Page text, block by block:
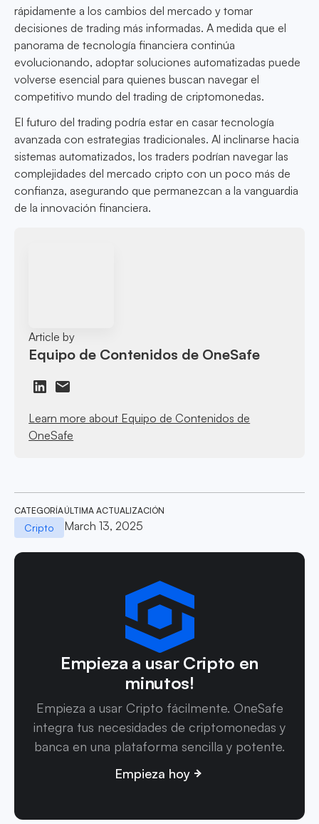
rápidamente a los cambios del mercado y tomar
decisiones de trading más informadas. A medida que el
panorama de tecnología financiera continúa
evolucionando, adoptar soluciones automatizadas puede
volverse esencial para quienes buscan navegar el
competitivo mundo del trading de criptomonedas.
El futuro del trading podría estar en casar tecnología
avanzada con estrategias tradicionales. Al inclinarse hacia
sistemas automatizados, los traders podrían navegar las
complejidades del mercado cripto con un poco más de
confianza, asegurando que permanezcan a la vanguardia
de la innovación financiera.
Article by
Equipo de Contenidos de OneSafe
Learn more about Equipo de Contenidos de
OneSafe
CATEGORÍA
Cripto
ÚLTIMA ACTUALIZACIÓN
March 13, 2025
Empieza a usar Cripto en
minutos!
Empieza a usar Cripto fácilmente. OneSafe
integra tus necesidades de criptomonedas y
banca en una plataforma sencilla y potente.
Empieza hoy